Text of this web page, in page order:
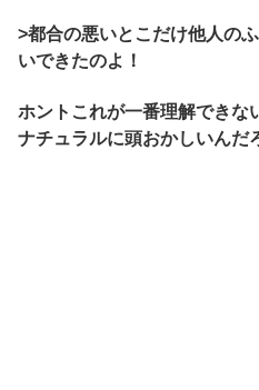
>都合の悪いとこだけ他人の
いできたのよ！
ホントこれが一番理解できな
ナチュラルに頭おかしいんだ